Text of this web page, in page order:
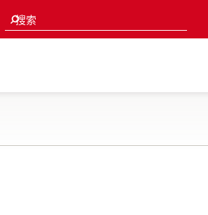
搜索
Search suggestions